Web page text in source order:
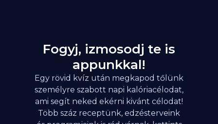
Fogyj, izmosodj te is
appunkkal!
Egy rövid kvíz után megkapod tőlünk
személyre szabott napi kalóriacélodat,
ami segít neked ekérni kivánt célodat!
Több száz receptünk, edzésterveink